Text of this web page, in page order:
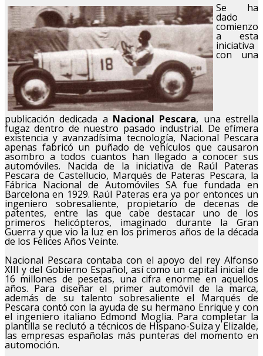
Se ha
dado
comienzo
a esta
iniciativa
con una
publicación dedicada a Nacional Pescara, una estrella
fugaz dentro de nuestro pasado industrial. De efímera
existencia y avanzadísima tecnología, Nacional Pescara
apenas fabricó un puñado de vehículos que causaron
asombro a todos cuantos han llegado a conocer sus
automóviles. Nacida de la iniciativa de Raúl Pateras
Pescara de Castellucio, Marqués de Pateras Pescara, la
Fábrica Nacional de Automóviles SA fue fundada en
Barcelona en 1929. Raúl Pateras era ya por entonces un
ingeniero sobresaliente, propietario de decenas de
patentes, entre las que cabe destacar uno de los
primeros helicópteros, imaginado durante la Gran
Guerra y que vio la luz en los primeros años de la década
de los Felices Años Veinte.
Nacional Pescara contaba con el apoyo del rey Alfonso
XIII y del Gobierno Español, así como un capital inicial de
16 millones de pesetas, una cifra enorme en aquellos
años. Para diseñar el primer automóvil de la marca,
además de su talento sobresaliente el Marqués de
Pescara contó con la ayuda de su hermano Enrique y con
el ingeniero italiano Edmond Moglia. Para completar la
plantilla se reclutó a técnicos de Hispano-Suiza y Elizalde,
las empresas españolas más punteras del momento en
automoción.